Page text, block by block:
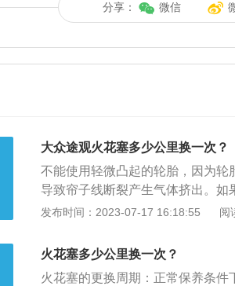
分享： 微信
大众途观火花塞多少公里换一次？
不能使用轻微凸起的轮胎，因为轮
导致帘子线断裂产生气体挤出。
膨胀。换言之，当轮胎膨胀时，意
压，确保胎压值保持在正常范围
应减速。在日常停车期间，应将车
发布时间：2023-07-17 16:18:55 阅
火花塞多少公里换一次？
火花塞的更换周期：正常保养条